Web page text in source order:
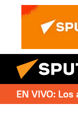
EN VIVO: